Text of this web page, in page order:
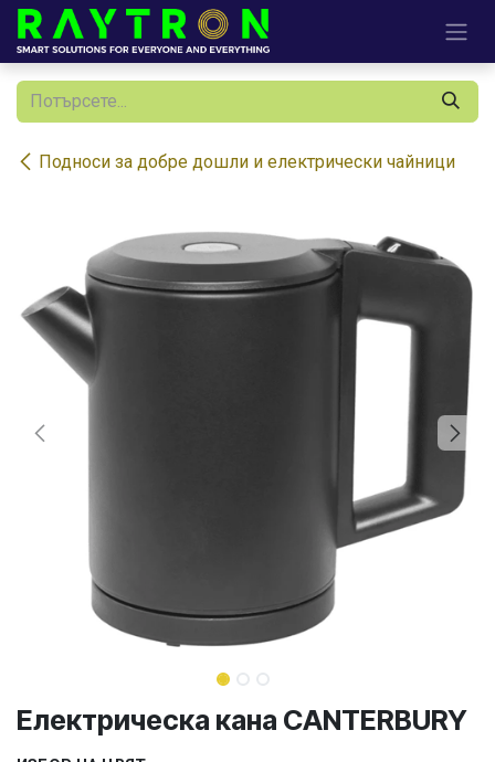
Преминете към съдържание
Подноси за добре дошли и електрически чайници
Електрическа кана CANTERBURY